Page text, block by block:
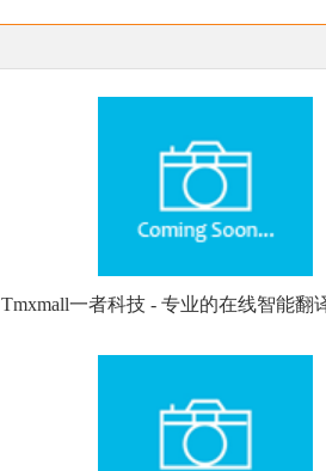
Tmxmall一者科技 - 专业的在线智能翻